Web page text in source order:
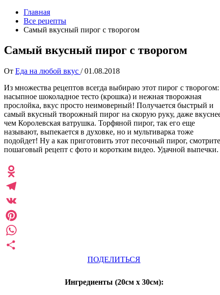
Главная
Все рецепты
Самый вкусный пирог с творогом
Самый вкусный пирог с творогом
От Еда на любой вкус /01.08.2018
Из множества рецептов всегда выбираю этот пирог с творогом:
насыпное шоколадное тесто (крошка) и нежная творожная
прослойка, вкус просто неимоверный! Получается быстрый и
самый вкусный творожный пирог на скорую руку, даже
чем Королевская ватрушка. Торфяной пирог, так его еще
называют, выпекается в духовке, но и мультиварка тоже
подойдет! Ну а как приготовить этот песочный пирог, смотрите
пошаговый рецепт с фото и коротким видео. Удачной выпечки.
ПОДЕЛИТЬСЯ
Ингредиенты (20см х 30см):